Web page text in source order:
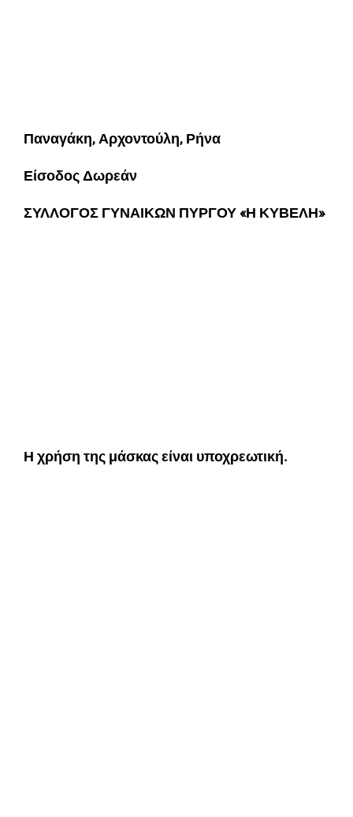
Παναγάκη, Αρχοντούλη, Ρήνα
Είσοδος Δωρεάν
ΣΥΛΛΟΓΟΣ ΓΥΝΑΙΚΩΝ ΠΥΡΓΟΥ «Η ΚΥΒΕΛΗ»
Η χρήση της μάσκας είναι υποχρεωτική.